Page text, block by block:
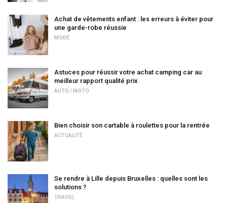
Achat de vêtements enfant : les erreurs à éviter pour
une garde-robe réussie
MODE
Astuces pour réussir votre achat camping car au
meilleur rapport qualité prix
AUTO / MOTO
Bien choisir son cartable à roulettes pour la rentrée
ACTUALITÉ
Se rendre à Lille depuis Bruxelles : quelles sont les
solutions ?
TRAVEL